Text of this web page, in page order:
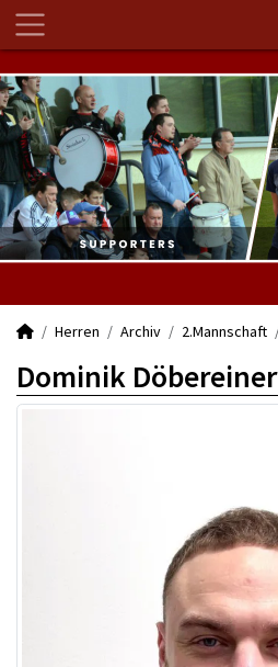
Herren Archiv 2.Mannschaft
Dominik Döbereiner